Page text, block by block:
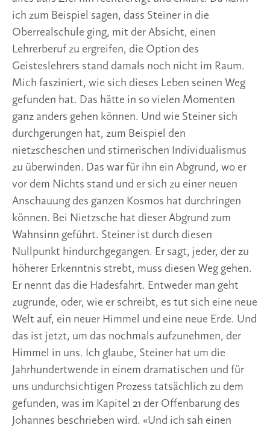
ich zum Beispiel sagen, dass Steiner in die
Oberrealschule ging, mit der Absicht, einen
Lehrerberuf zu ergreifen, die Option des
Geisteslehrers stand damals noch nicht im Raum.
Mich fasziniert, wie sich dieses Leben seinen Weg
gefunden hat. Das hätte in so vielen Momenten
ganz anders gehen können. Und wie Steiner sich
durchgerungen hat, zum Beispiel den
nietzscheschen und stirnerischen Individualismus
zu überwinden. Das war für ihn ein Abgrund, wo er
vor dem Nichts stand und er sich zu einer neuen
Anschauung des ganzen Kosmos hat durchringen
können. Bei Nietzsche hat dieser Abgrund zum
Wahnsinn geführt. Steiner ist durch diesen
Nullpunkt hindurchgegangen. Er sagt, jeder, der zu
höherer Erkenntnis strebt, muss diesen Weg gehen.
Er nennt das die Hadesfahrt. Entweder man geht
zugrunde, oder, wie er schreibt, es tut sich eine neue
Welt auf, ein neuer Himmel und eine neue Erde. Und
das ist jetzt, um das nochmals aufzunehmen, der
Himmel in uns. Ich glaube, Steiner hat um die
Jahrhundertwende in einem dramatischen und für
uns undurchsichtigen Prozess tatsächlich zu dem
gefunden, was im Kapitel 21 der Offenbarung des
Johannes beschrieben wird. «Und ich sah einen